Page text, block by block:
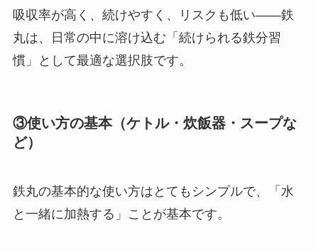
吸収率が高く、続けやすく、リスクも低い――鉄
丸は、日常の中に溶け込む「続けられる鉄分習
慣」として最適な選択肢です。
③使い方の基本（ケトル・炊飯器・スープな
ど）
鉄丸の基本的な使い方はとてもシンプルで、「水
と一緒に加熱する」ことが基本です。